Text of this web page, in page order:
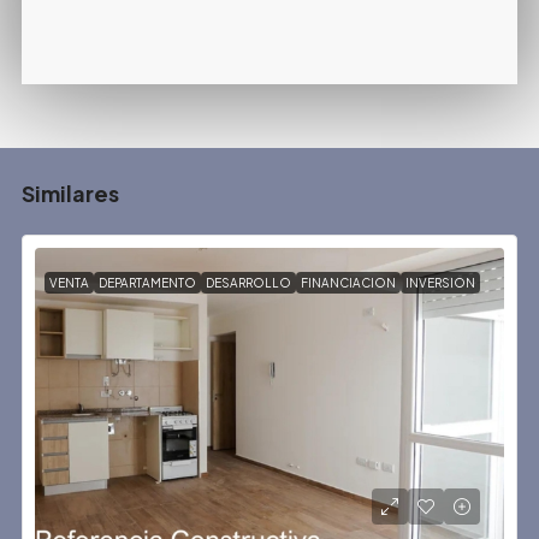
Similares
VENTA DEPARTAMENTO DESARROLLO FINANCIACION INVERSION